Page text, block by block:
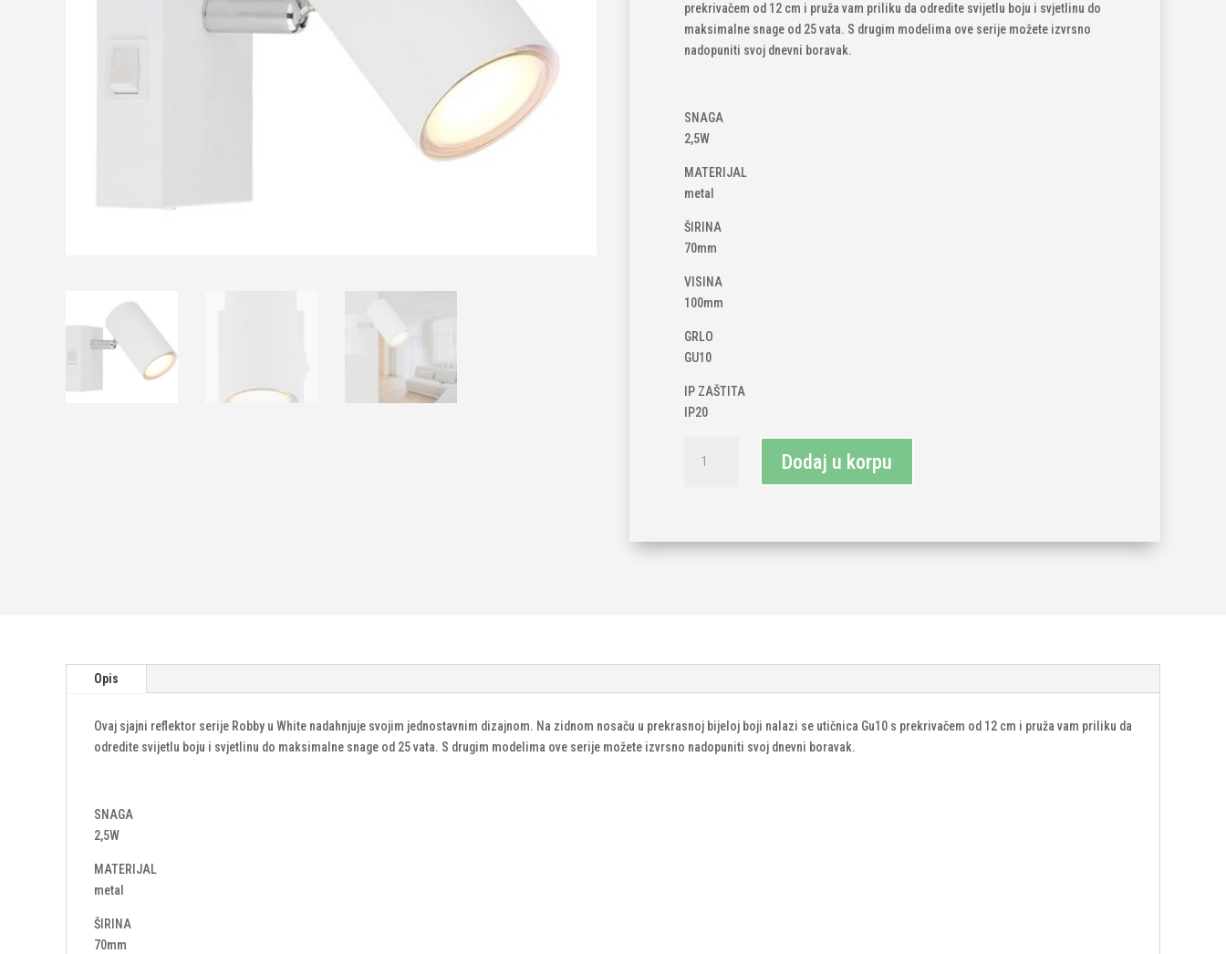
prekrivačem od 12 cm i pruža vam priliku da odredite svijetlu boju i svjetlinu do
maksimalne snage od 25 vata. S drugim modelima ove serije možete izvrsno
nadopuniti svoj dnevni boravak.
SNAGA
2,5W
MATERIJAL
metal
ŠIRINA
70mm
VISINA
100mm
GRLO
GU10
IP ZAŠTITA
IP20
lampa
Dodaj u korpu
Opis
Ovaj sjajni reflektor serije Robby u White nadahnjuje svojim jednostavnim dizajnom. Na zidnom nosaču u prekrasnoj bijeloj boji nalazi se utičnica Gu10 s prekrivačem od 12 cm i pruža vam priliku da
odredite svijetlu boju i svjetlinu do maksimalne snage od 25 vata. S drugim modelima ove serije možete izvrsno nadopuniti svoj dnevni boravak.
SNAGA
2,5W
MATERIJAL
metal
ŠIRINA
70mm